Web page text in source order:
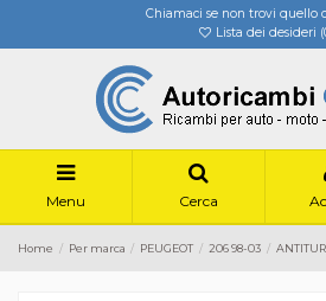
Chiamaci se non trovi quello
Lista dei desideri (
Menu Cerca
Home Per marca PEUGEOT 206 98-03